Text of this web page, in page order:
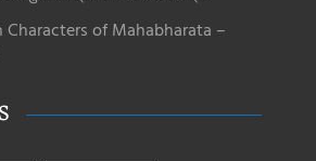
Characters of Mahabharata –